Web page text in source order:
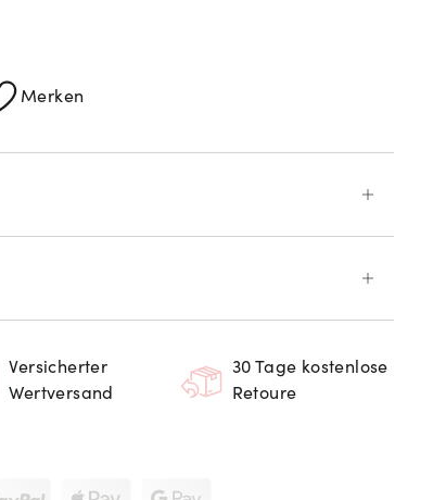
Merken
Versicherter
Wertversand
30 Tage kostenlose
Retoure